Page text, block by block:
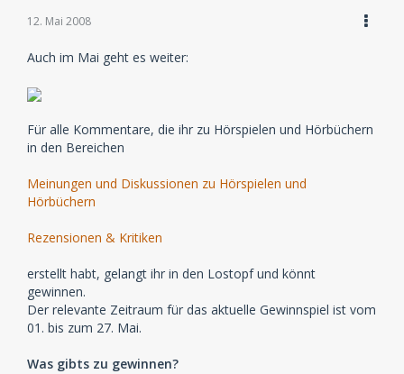
12. Mai 2008
Auch im Mai geht es weiter:
Für alle Kommentare, die ihr zu Hörspielen und Hörbüchern
in den Bereichen
Meinungen und Diskussionen zu Hörspielen und
Hörbüchern
Rezensionen & Kritiken
erstellt habt, gelangt ihr in den Lostopf und könnt
gewinnen.
Der relevante Zeitraum für das aktuelle Gewinnspiel ist vom
01. bis zum 27. Mai.
Was gibts zu gewinnen?